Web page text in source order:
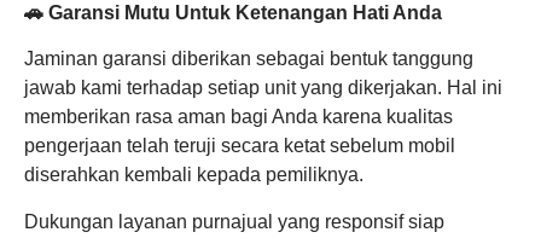
🚗 Garansi Mutu Untuk Ketenangan Hati Anda
Jaminan garansi diberikan sebagai bentuk tanggung
jawab kami terhadap setiap unit yang dikerjakan. Hal ini
memberikan rasa aman bagi Anda karena kualitas
pengerjaan telah teruji secara ketat sebelum mobil
diserahkan kembali kepada pemiliknya.
Dukungan layanan purnajual yang responsif siap